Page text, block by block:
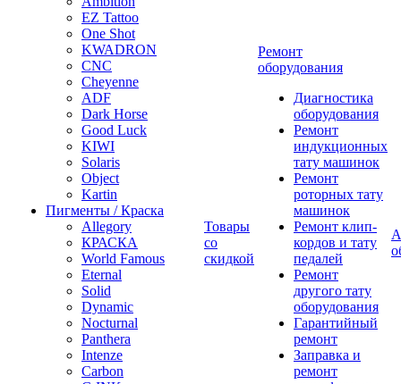
EZ Tattoo
One Shot
KWADRON
CNC
Cheyenne
ADF
Dark Horse
Good Luck
KIWI
Solaris
Object
Kartin
Пигменты / Краска
Allegory
КРАСКА
World Famous
Eternal
Solid
Dynamic
Nocturnal
Panthera
Intenze
Carbon
Товары
со
скидкой
Ремонт
оборудования
Диагностика
оборудования
Ремонт
индукционных
тату машинок
Ремонт
роторных тату
машинок
Ремонт клип-
кордов и тату
педалей
Ремонт
другого тату
оборудования
Гарантийный
ремонт
Заправка и
ремонт